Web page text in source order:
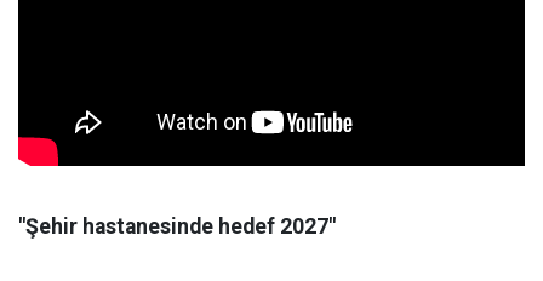
"Şehir hastanesinde hedef 2027"